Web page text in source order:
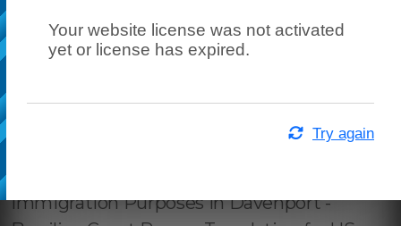
Your website license was not activated
yet or license has expired.
Try again